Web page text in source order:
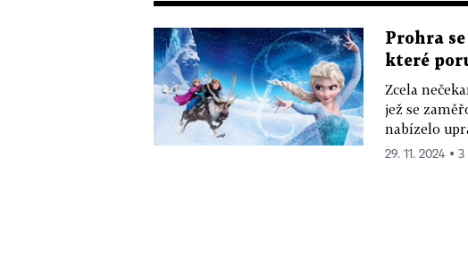
Prohra
které
Zcela
jež se
nabízelo
29. 11. 2024 ▪